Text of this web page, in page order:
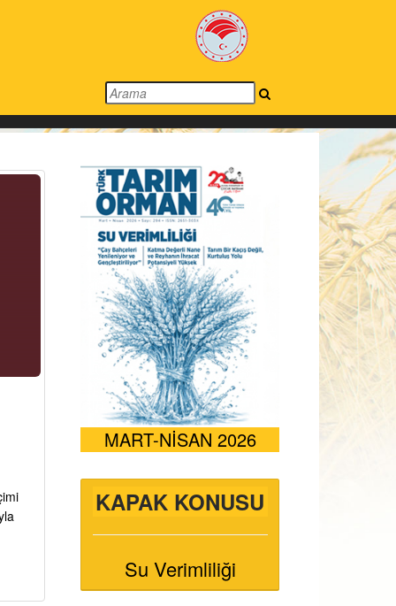
MART-NİSAN 2026
KAPAK KONUSU
Su Verimliliği